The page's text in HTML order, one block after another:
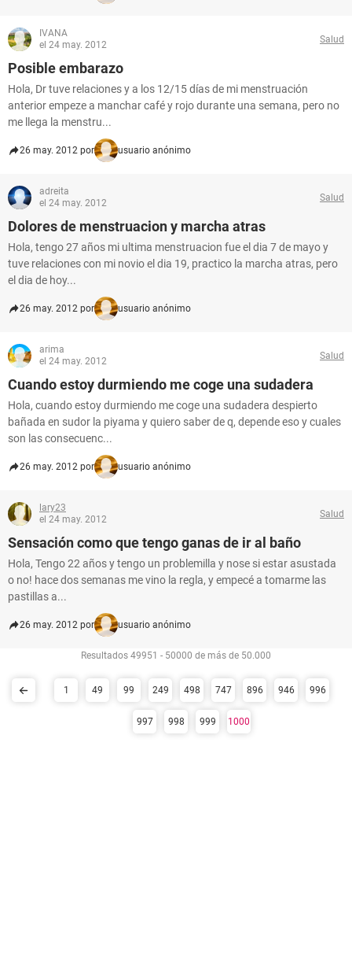
IVANA
el 24 may. 2012
Salud
Posible embarazo
Hola, Dr tuve relaciones y a los 12/15 días de mi menstruación
anterior empeze a manchar café y rojo durante una semana, pero no
me llega la menstru...
26 may. 2012 por usuario anónimo
adreita
el 24 may. 2012
Salud
Dolores de menstruacion y marcha atras
Hola, tengo 27 años mi ultima menstruacion fue el dia 7 de mayo y
tuve relaciones con mi novio el dia 19, practico la marcha atras, pero
el dia de hoy...
26 may. 2012 por usuario anónimo
arima
el 24 may. 2012
Salud
Cuando estoy durmiendo me coge una sudadera
Hola, cuando estoy durmiendo me coge una sudadera despierto
bañada en sudor la piyama y quiero saber de q, depende eso y cuales
son las consecuenc...
26 may. 2012 por usuario anónimo
lary23
el 24 may. 2012
Salud
Sensación como que tengo ganas de ir al baño
Hola, Tengo 22 años y tengo un problemilla y nose si estar asustada
o no! hace dos semanas me vino la regla, y empecé a tomarme las
pastillas a...
26 may. 2012 por usuario anónimo
Resultados 49951 - 50000 de más de 50.000
1 49 99 249 498 747 896 946 996
997 998 999 1000